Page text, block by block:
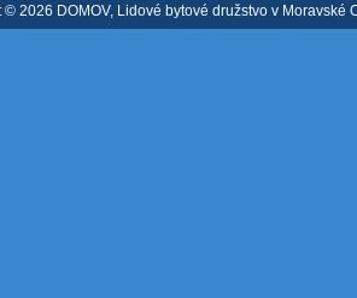
© 2026 DOMOV, Lidové bytové družstvo v Moravské